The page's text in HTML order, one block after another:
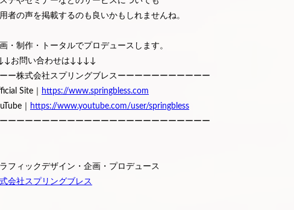
者の声を掲載するのも良いかもしれませんね。
・制作・トータルでプロデュースします。
お問い合わせは↓↓↓↓
ー株式会社スプリングブレスーーーーーーーーーーー
Site｜
https://www.springbless.com
｜
https://www.youtube.com/user/springbless
ーーーーーーーーーーーーーーーーーーーーーーーー
フィックデザイン・企画・プロデュース
会社スプリングブレス